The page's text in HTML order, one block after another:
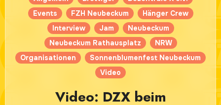
Events
FZH Neubeckum
Hänger Crew
Interview
Jam
Neubeckum
Neubeckum Rathausplatz
NRW
Organisationen
Sonnenblumenfest Neubeckum
Video
Video: DZX beim